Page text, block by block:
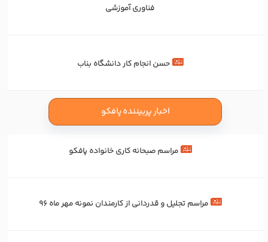
فناوری آموزشی
حسن انجام کار دانشگاه بناب
اخبار پربیننده پافکو
مراسم صبحانه کاری خانواده پافکو
مراسم تجلیل و قدردانی از کارمندان نمونه مهر ماه 96